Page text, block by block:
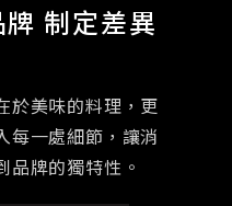
牌 制定差異
於美味的料理，更
每一處細節，讓消
品牌的獨特性。